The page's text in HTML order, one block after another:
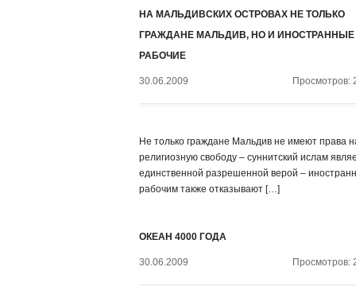
НА МАЛЬДИВСКИХ ОСТРОВАХ НЕ ТОЛЬКО
ГРАЖДАНЕ МАЛЬДИВ, НО И ИНОСТРАННЫЕ
РАБОЧИЕ
30.06.2009 Просмотров:
Не только граждане Мальдив не имеют права
религиозную свободу – суннитский ислам
единственной разрешенной верой –
рабочим также отказывают […]
ОКЕАН 4000 ГОДА
30.06.2009 Просмотров: